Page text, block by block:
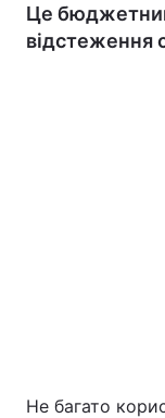
Це
відстеження
Не багато